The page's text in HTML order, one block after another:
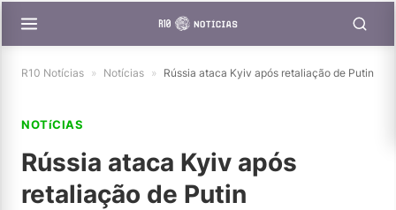
R10 Notícias » Notícias » Rússia ataca Kyiv após retaliação de Putin
NOTíCIAS
Rússia ataca Kyiv após
retaliação de Putin